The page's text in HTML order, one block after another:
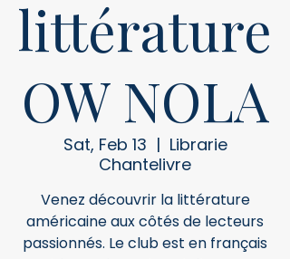
littérature
OW NOLA
Sat, Feb 13
  |
Librarie
Chantelivre
Venez découvrir la littérature
américaine aux côtés de lecteurs
passionnés. Le club est en français